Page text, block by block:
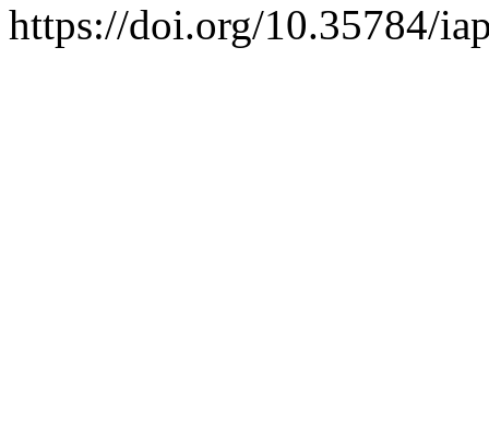
https://doi.org/10.35784/